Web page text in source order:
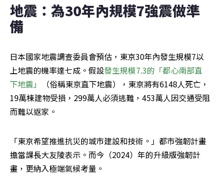
地震：為30年內規模7強震做準
備
日本國家地震調查委員會預估，東京30年內發生規模7以
上地震的機率達七成。假設發生規模7.3的「都心南部直
下地震」
（俗稱東京直下地震），東京將有6148人死亡，
19萬棟建物受損，299萬人必須逃難，453萬人因交通受阻
而難以返家。
「東京希望推進抗災的城市建設和技術。」都市強韌計畫
擔當課長大友陵表示。而今（2024）年的升級版強韌計
畫，更納入極端氣候考量。